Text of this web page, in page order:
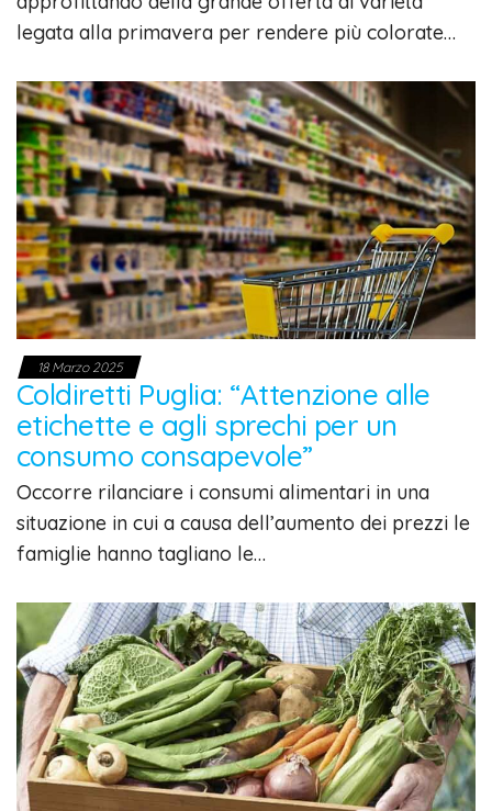
legata alla primavera per rendere più colorate…
18 Marzo 2025
Coldiretti Puglia: “Attenzione alle
etichette e agli sprechi per un
consumo consapevole”
Occorre rilanciare i consumi alimentari in una
situazione in cui a causa dell’aumento dei prezzi le
famiglie hanno tagliano le…